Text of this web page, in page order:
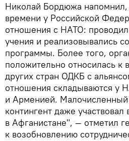
Николай Бордюжа напомнил,
времени у Российской
отношения с НАТО:
учения и реализовывались
программы. Более того,
положительно относилась к
других стран ОДКБ с
отношения складываются у
и Арменией. Малочисленный
контингент даже участвовал
в Афганистане", — отметил
к возобновлению